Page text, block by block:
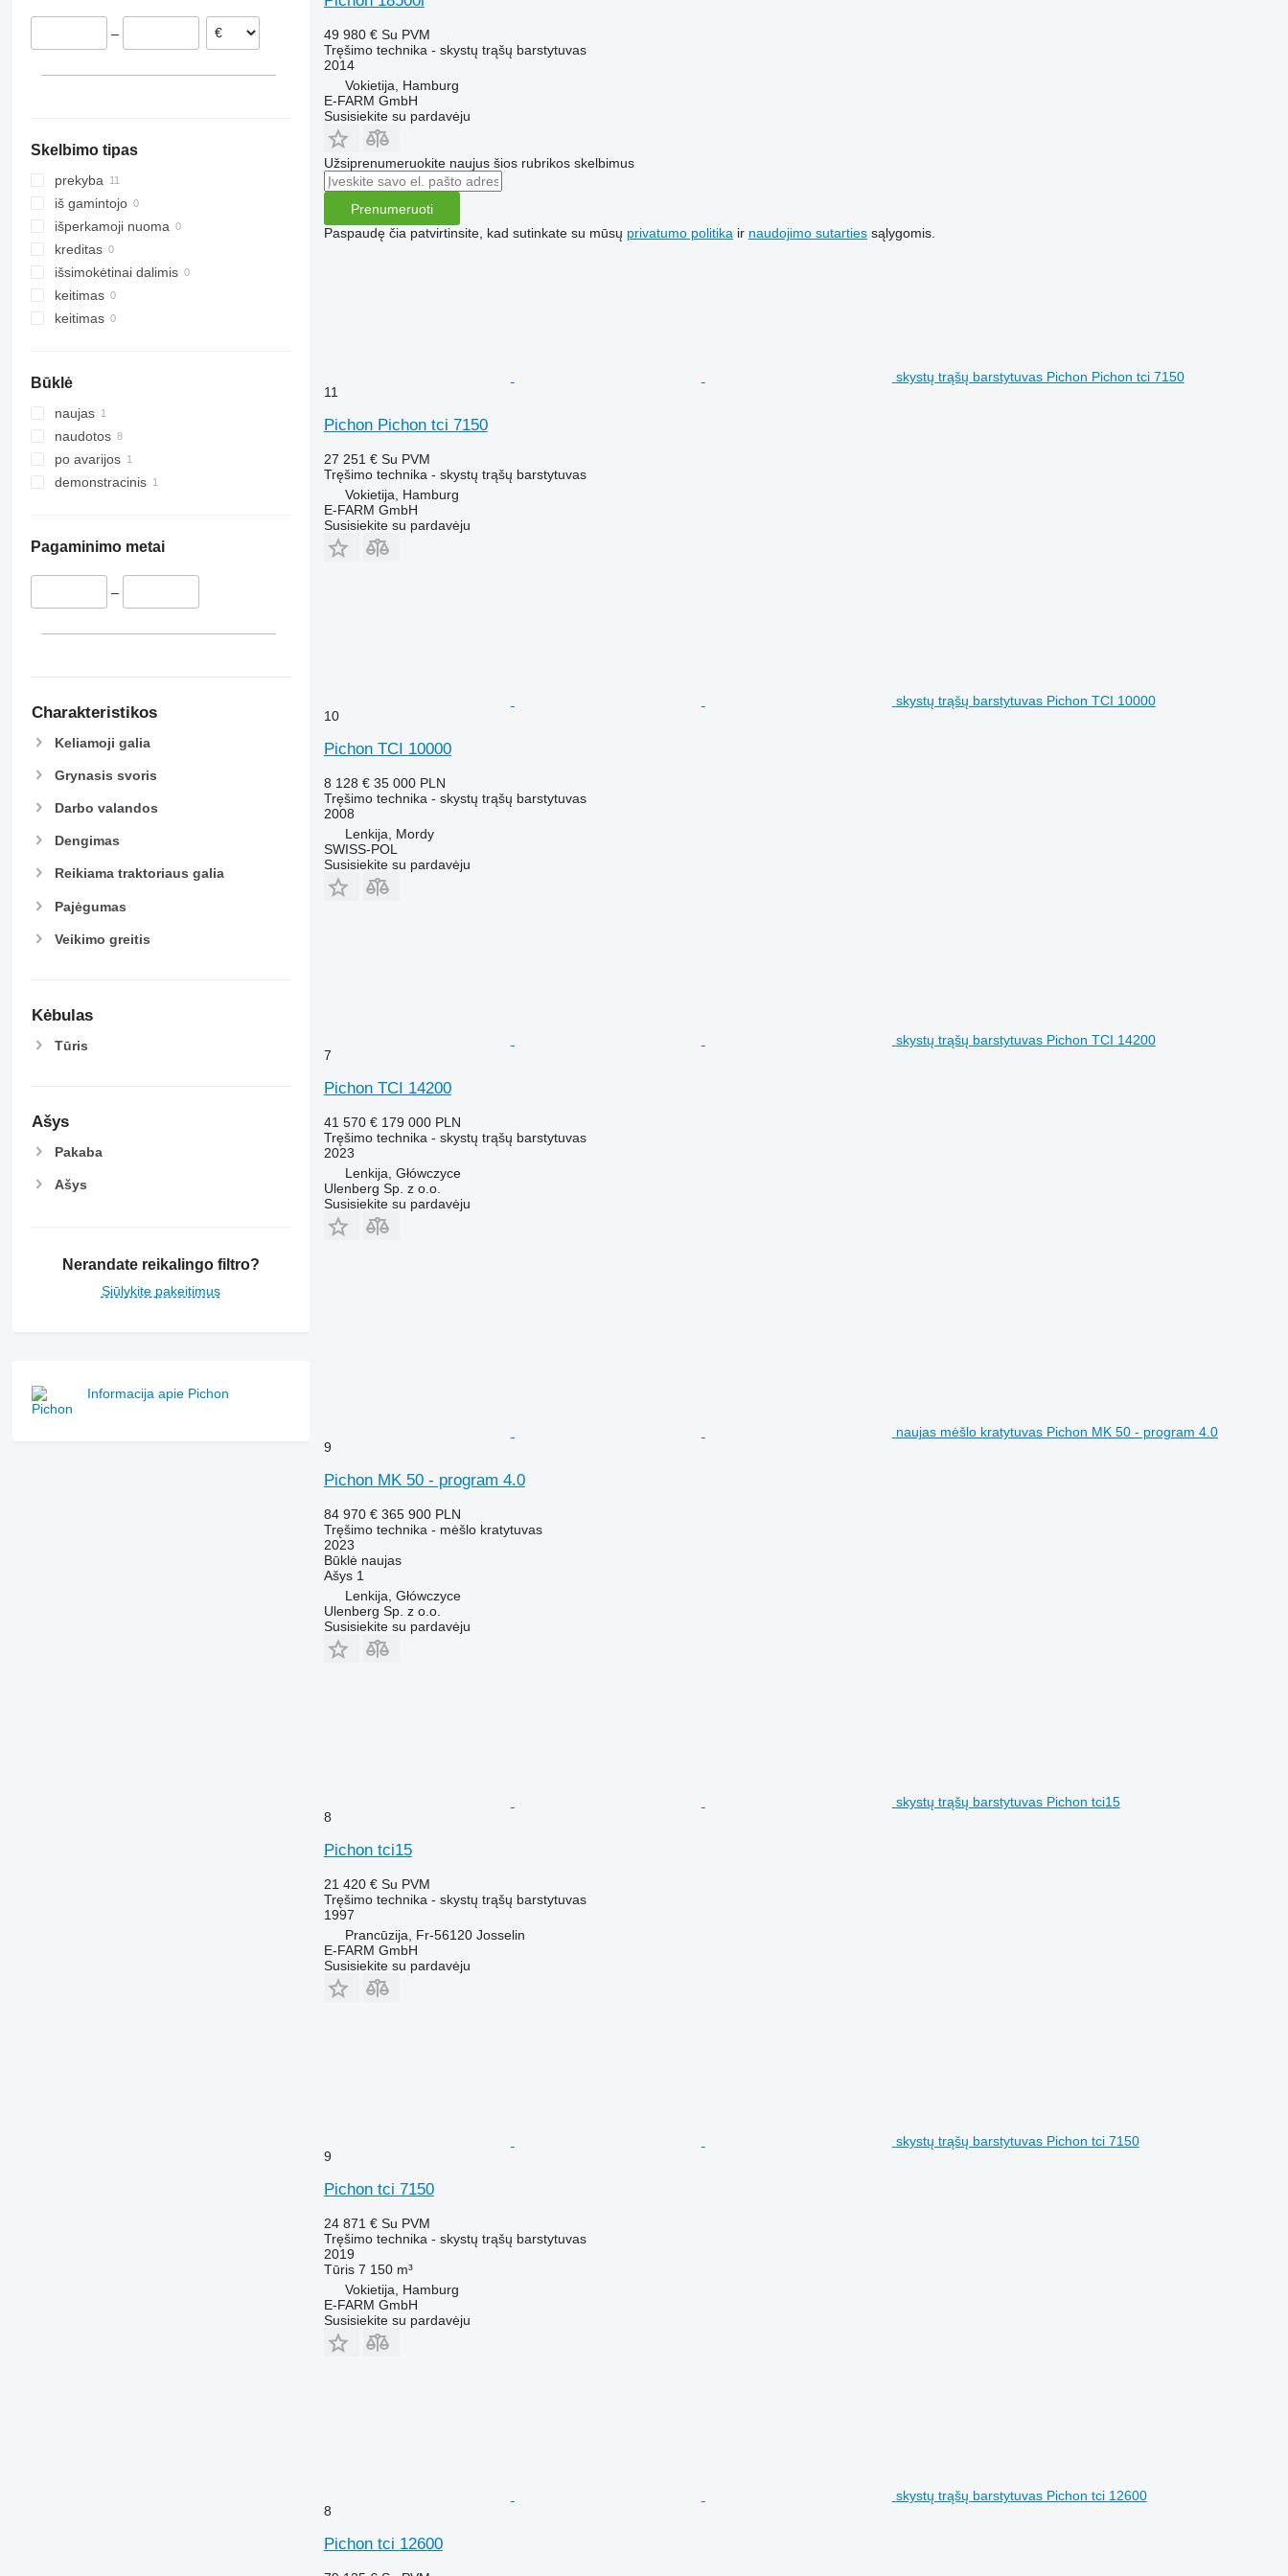
–
Skelbimo tipas
prekyba
iš gamintojo
išperkamoji nuoma
kreditas
išsimokėtinai dalimis
keitimas
keitimas
Būklė
naujas
naudotos
po avarijos
demonstracinis
Pagaminimo metai
–
Charakteristikos
Keliamoji galia
Grynasis svoris
Darbo valandos
Dengimas
Reikiama traktoriaus galia
Pajėgumas
Veikimo greitis
Kėbulas
Tūris
Ašys
Pakaba
Ašys
Nerandate reikalingo filtro?
Siūlykite pakeitimus
Informacija apie Pichon
49 980 € Su PVM
Tręšimo technika - skystų trąšų barstytuvas
2014
Vokietija, Hamburg
E-FARM GmbH
Susisiekite su pardavėju
Užsiprenumeruokite naujus šios rubrikos skelbimus
Prenumeruoti
Paspaudę čia patvirtinsite, kad sutinkate su mūsų privatumo politika ir naudojimo sutartiessąlygomis.
skystų trąšų barstytuvas Pichon Pichon tci 7150
11
Pichon Pichon tci 7150
27 251 € Su PVM
Tręšimo technika - skystų trąšų barstytuvas
Vokietija, Hamburg
E-FARM GmbH
Susisiekite su pardavėju
skystų trąšų barstytuvas Pichon TCI 10000
10
Pichon TCI 10000
8 128 € 35 000 PLN
Tręšimo technika - skystų trąšų barstytuvas
2008
Lenkija, Mordy
SWISS-POL
Susisiekite su pardavėju
skystų trąšų barstytuvas Pichon TCI 14200
7
Pichon TCI 14200
41 570 € 179 000 PLN
Tręšimo technika - skystų trąšų barstytuvas
2023
Lenkija, Główczyce
Ulenberg Sp. z o.o.
Susisiekite su pardavėju
naujas mėšlo kratytuvas Pichon MK 50 - program 4.0
9
Pichon MK 50 - program 4.0
84 970 € 365 900 PLN
Tręšimo technika - mėšlo kratytuvas
2023
Būklėnaujas
Ašys 1
Lenkija, Główczyce
Ulenberg Sp. z o.o.
Susisiekite su pardavėju
skystų trąšų barstytuvas Pichon tci15
8
Pichon tci15
21 420 € Su PVM
Tręšimo technika - skystų trąšų barstytuvas
1997
Prancūzija, Fr-56120 Josselin
E-FARM GmbH
Susisiekite su pardavėju
skystų trąšų barstytuvas Pichon tci 7150
9
Pichon tci 7150
24 871 € Su PVM
Tręšimo technika - skystų trąšų barstytuvas
2019
Tūris 7 150 m³
Vokietija, Hamburg
E-FARM GmbH
Susisiekite su pardavėju
skystų trąšų barstytuvas Pichon tci 12600
8
Pichon tci 12600